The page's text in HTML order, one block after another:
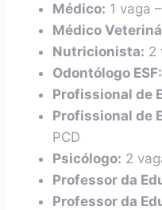
Médico: 1 vaga
Médico
Nutricionista: 2
Odontólogo ESF:
Profissional de
Profissional de
PCD
Psicólogo: 2
Professor da
Professor da